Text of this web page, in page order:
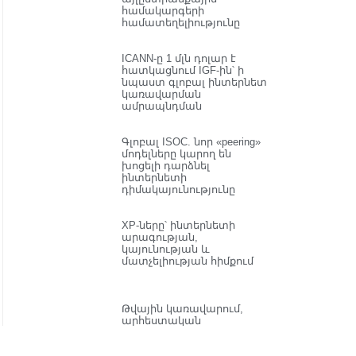
համակարգերի
համատեղելիությունը
ICANN-ը 1 մլն դոլար է
հատկացնում IGF-ին՝ ի
նպաստ գլոբալ ինտերնետ
կառավարման
ամրապնդման
Գլոբալ ISOC. նոր «peering»
մոդելները կարող են
խոցելի դարձնել
ինտերնետի
դիմակայունությունը
XP-ները՝ ինտերնետի
արագության,
կայունության և
մատչելիության հիմքում
Թվային կառավարում,
արհեստական